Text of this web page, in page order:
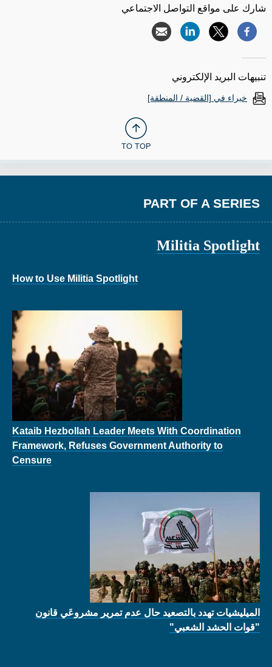
شارك على مواقع التواصل الاجتماعي
تنبيهات البريد الإلكتروني
خبراء في [القضية / المنطقة]
TO TOP
PART OF A SERIES
Militia Spotlight
How to Use Militia Spotlight
Kataib Hezbollah Leader Meets With Coordination
Framework, Refuses Government Authority to
Censure
الميليشيات تهدد بالتصعيد حال عدم تمرير مشروعَي قانون
"قوات الحشد الشعبي"